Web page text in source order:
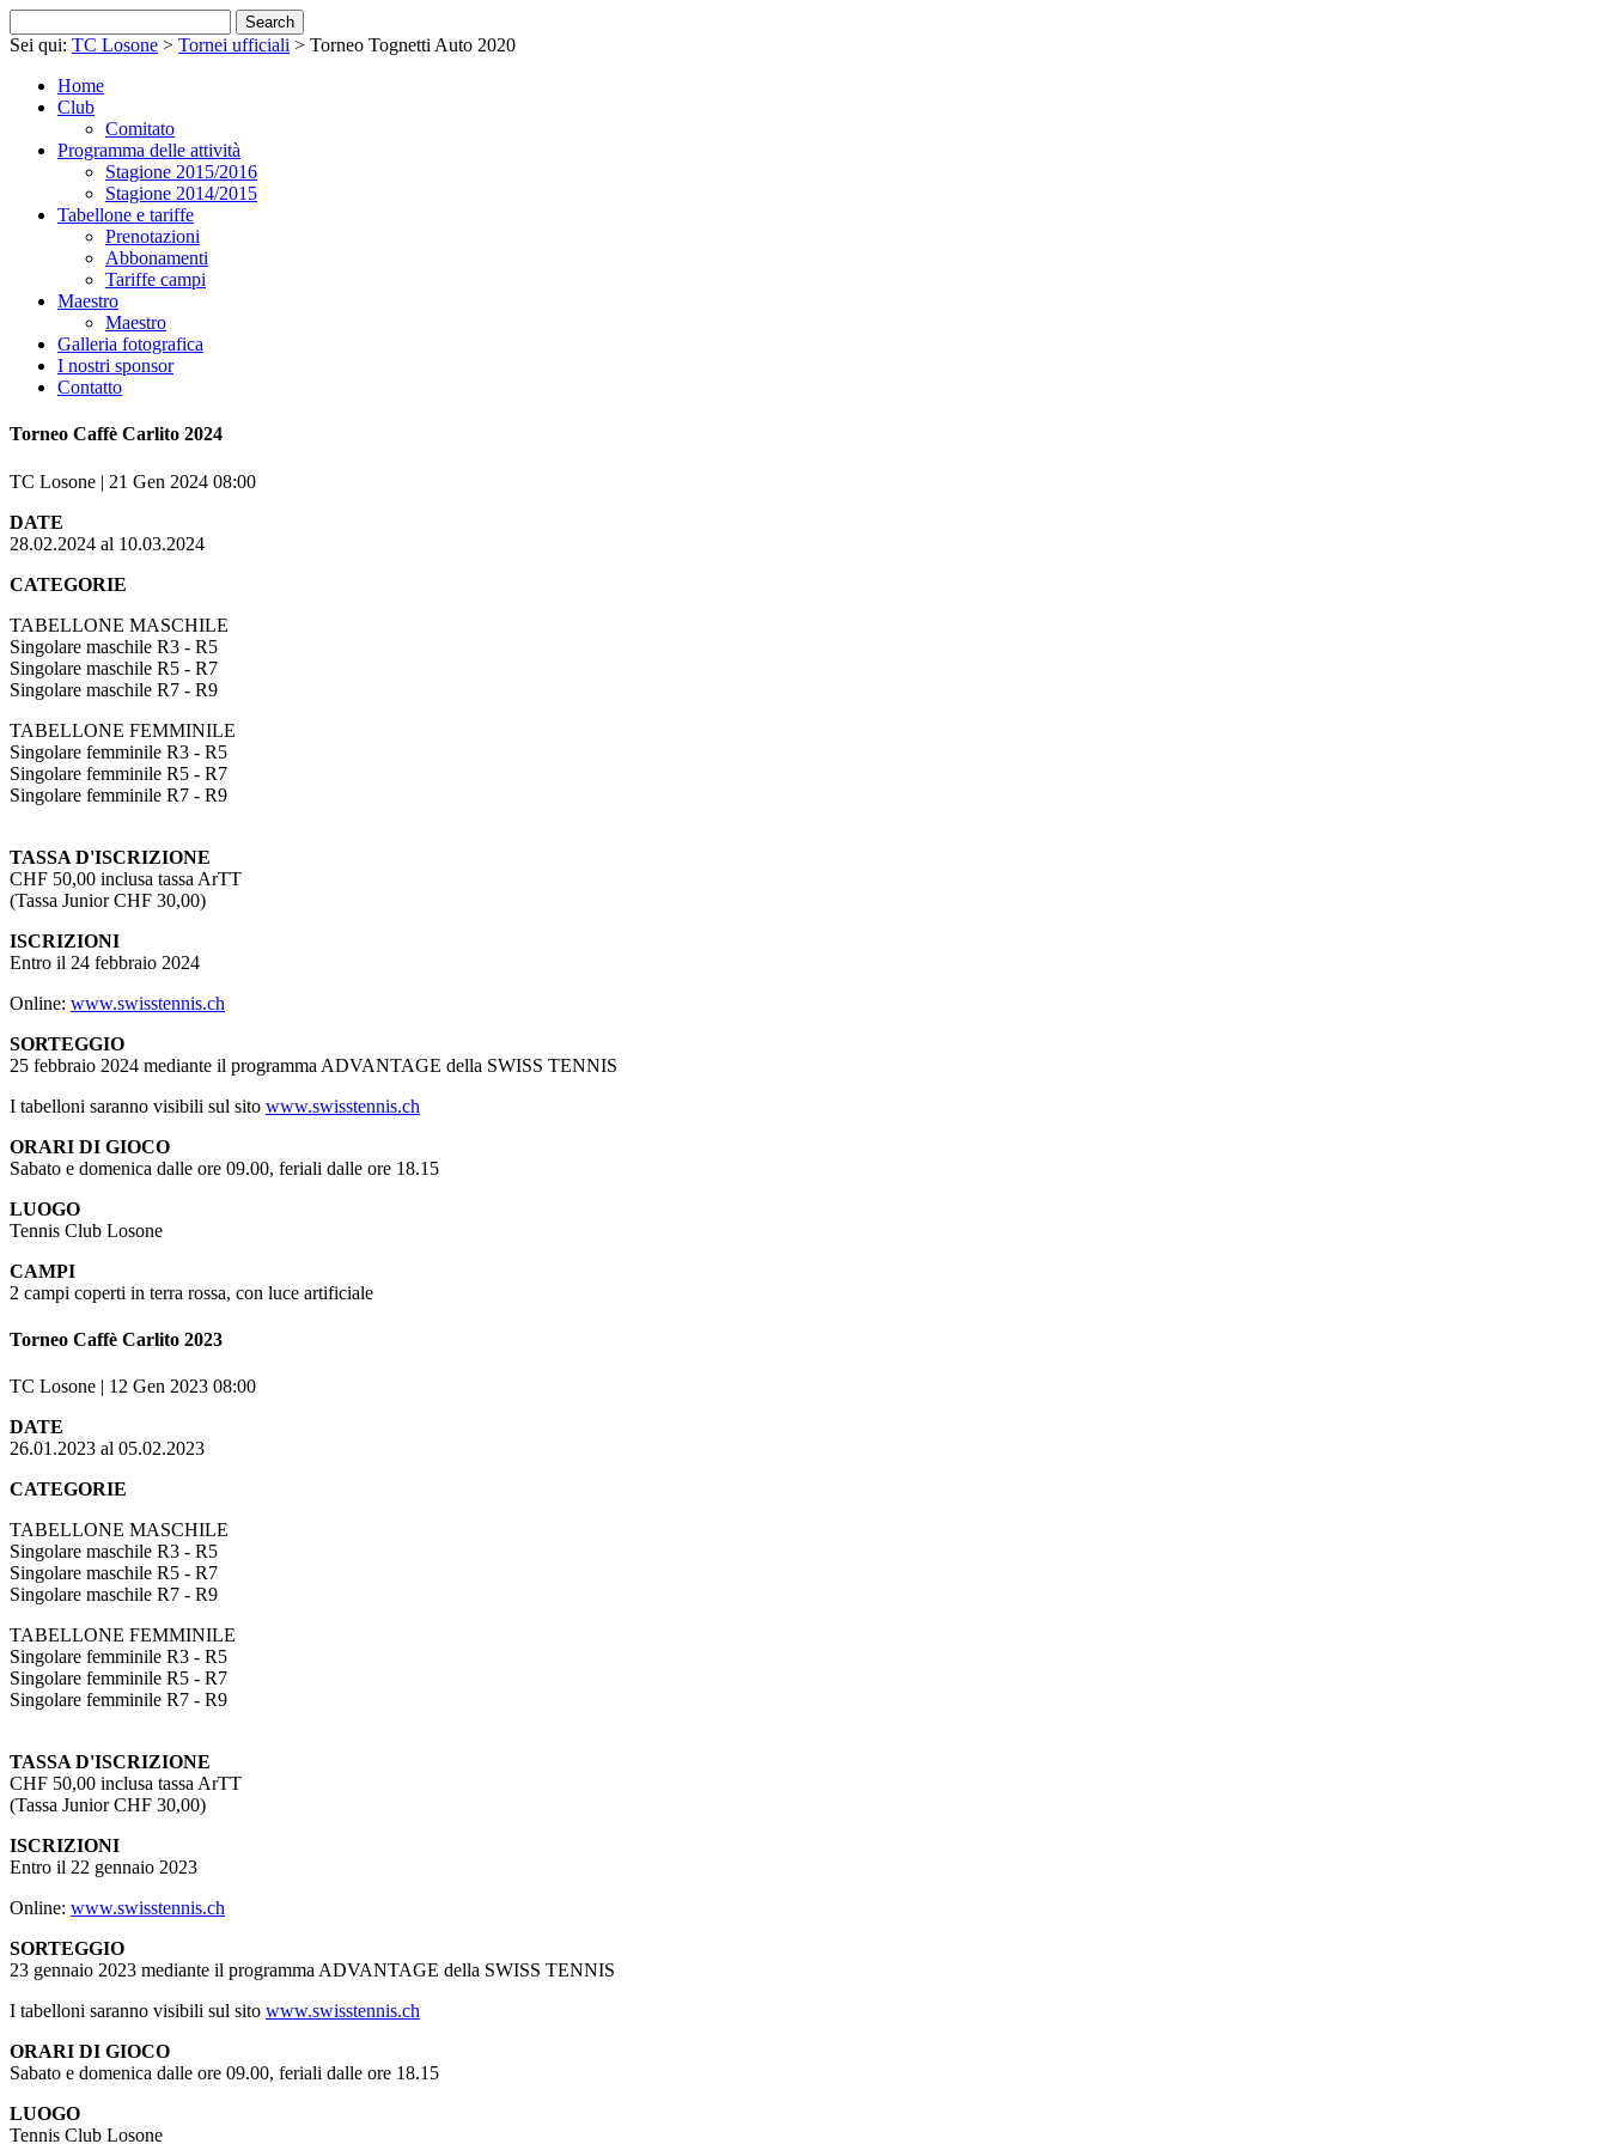
Sei qui: TC Losone > Tornei ufficiali > Torneo Tognetti Auto 2020
Home
Club
Comitato
Programma delle attività
Stagione 2015/2016
Stagione 2014/2015
Tabellone e tariffe
Prenotazioni
Abbonamenti
Tariffe campi
Maestro
Maestro
Galleria fotografica
I nostri sponsor
Contatto
Torneo Caffè Carlito 2024
TC Losone | 21 Gen 2024 08:00
DATE
28.02.2024 al 10.03.2024
CATEGORIE
TABELLONE MASCHILE
Singolare maschile R3 - R5
Singolare maschile R5 - R7
Singolare maschile R7 - R9
TABELLONE FEMMINILE
Singolare femminile R3 - R5
Singolare femminile R5 - R7
Singolare femminile R7 - R9
TASSA D'ISCRIZIONE
CHF 50,00 inclusa tassa ArTT
(Tassa Junior CHF 30,00)
ISCRIZIONI
Entro il 24 febbraio 2024
Online: www.swisstennis.ch
SORTEGGIO
25 febbraio 2024 mediante il programma ADVANTAGE della SWISS TENNIS
I tabelloni saranno visibili sul sito www.swisstennis.ch
ORARI DI GIOCO
Sabato e domenica dalle ore 09.00, feriali dalle ore 18.15
LUOGO
Tennis Club Losone
CAMPI
2 campi coperti in terra rossa, con luce artificiale
Torneo Caffè Carlito 2023
TC Losone | 12 Gen 2023 08:00
DATE
26.01.2023 al 05.02.2023
CATEGORIE
TABELLONE MASCHILE
Singolare maschile R3 - R5
Singolare maschile R5 - R7
Singolare maschile R7 - R9
TABELLONE FEMMINILE
Singolare femminile R3 - R5
Singolare femminile R5 - R7
Singolare femminile R7 - R9
TASSA D'ISCRIZIONE
CHF 50,00 inclusa tassa ArTT
(Tassa Junior CHF 30,00)
ISCRIZIONI
Entro il 22 gennaio 2023
Online: www.swisstennis.ch
SORTEGGIO
23 gennaio 2023 mediante il programma ADVANTAGE della SWISS TENNIS
I tabelloni saranno visibili sul sito www.swisstennis.ch
ORARI DI GIOCO
Sabato e domenica dalle ore 09.00, feriali dalle ore 18.15
LUOGO
Tennis Club Losone